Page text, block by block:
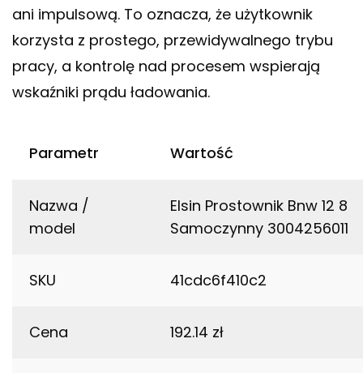
ani impulsową. To oznacza, że użytkownik
korzysta z prostego, przewidywalnego trybu
pracy, a kontrolę nad procesem wspierają
wskaźniki prądu ładowania.
Parametr Wartość
Nazwa /
model
Elsin Prostownik Bnw 12 8
Samoczynny 3004256011
SKU 41cdc6f410c2
Cena 192.14 zł